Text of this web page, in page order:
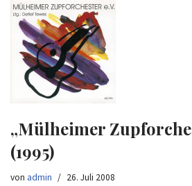
„Mülheimer
(1995)
von admin 26. Juli 2008